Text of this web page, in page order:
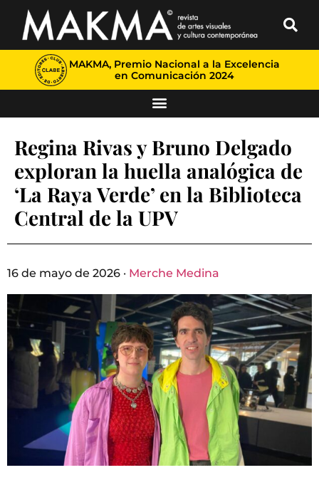
MAKMA, Premio Nacional a la Excelencia
en Comunicación 2024
Regina Rivas y Bruno Delgado
exploran la huella analógica de
‘La Raya Verde’ en la Biblioteca
Central de la UPV
16 de mayo de 2026 · Merche Medina